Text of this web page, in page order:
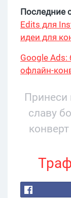
Последние
Edits для
идеи для
Google Ads:
офлайн-
Принеси
славу